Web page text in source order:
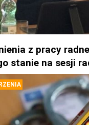
z pracy
stanie na sesji